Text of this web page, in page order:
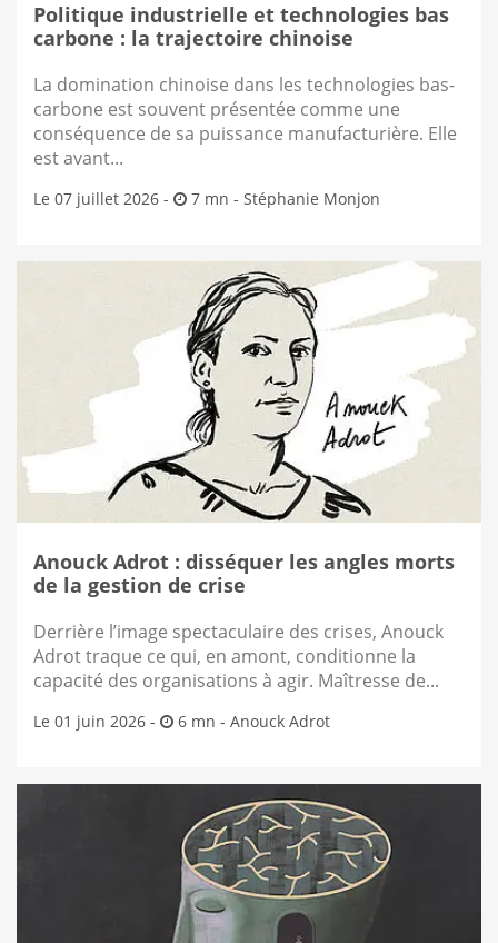
Politique industrielle et technologies bas
carbone : la trajectoire chinoise
La domination chinoise dans les technologies bas-
carbone est souvent présentée comme une
conséquence de sa puissance manufacturière. Elle
est avant...
Le 07 juillet 2026 - 7 mn - Stéphanie Monjon
Anouck Adrot : disséquer les angles morts
de la gestion de crise
Derrière l’image spectaculaire des crises, Anouck
Adrot traque ce qui, en amont, conditionne la
capacité des organisations à agir. Maîtresse de...
Le 01 juin 2026 - 6 mn - Anouck Adrot